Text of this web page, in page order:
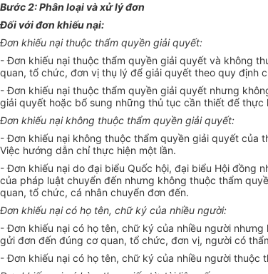
Bước 2: Phân loại và xử lý đơn
Đối với đơn khiếu nại:
Đơn khiếu nại thuộc thẩm quyền giải quyết:
- Đơn khiếu nại thuộc thẩm quyền giải quyết và không
quan, tổ chức, đơn vị thụ lý để giải quyết theo quy định
- Đơn khiếu nại thuộc thẩm quyền giải quyết nhưng
giải quyết hoặc bổ sung những thủ tục cần thiết để thực
Đơn khiếu nại không thuộc thẩm quyền giải quyết:
- Đơn khiếu nại không thuộc thẩm quyền giải quyết
Việc hướng dẫn chỉ thực hiện một lần.
- Đơn khiếu nại do đại biểu Quốc hội, đại biểu Hội đồng
của pháp luật chuyển đến nhưng không thuộc thẩm
quan, tổ chức, cá nhân chuyển đơn đến.
Đơn khiếu nại có họ tên, chữ ký của nhiều người:
- Đơn khiếu nại có họ tên, chữ ký của nhiều người
gửi đơn đến đúng cơ quan, tổ chức, đơn vị, người có
- Đơn khiếu nại có họ tên, chữ ký của nhiều người